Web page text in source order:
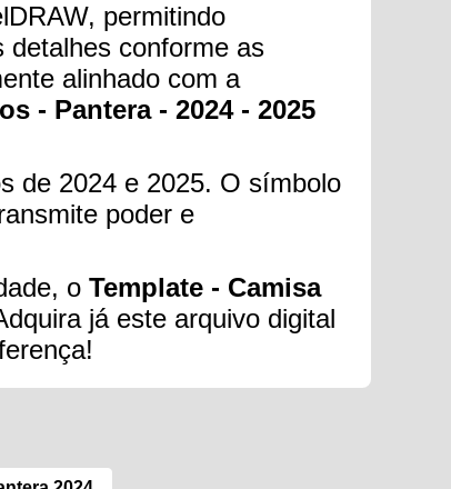
permitindo
detalhes conforme as
alinhado com a
- Pantera - 2024 - 2025
de 2024 e 2025. O símbolo
poder e
o Template - Camisa
já este arquivo digital